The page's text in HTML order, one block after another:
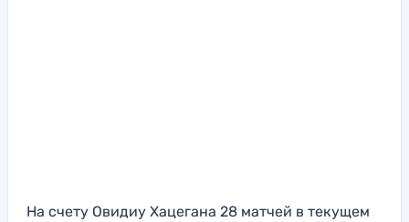
На счету Овидиу Хацегана 28 матчей в текущем